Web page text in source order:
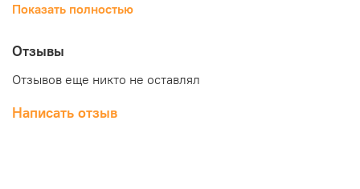
для самых твердых материалов. Высокая мощность и
Преимущества:
3 режима работы: сверление, сверление с ударом,
долбление
Система крепления SDS-plus
Показать полностью
Отзывы
Отзывов еще никто не оставлял
Написать отзыв